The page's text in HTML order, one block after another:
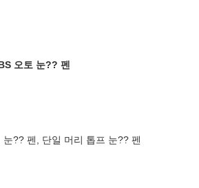
오토 눈?? 펜
?? 펜, 단일 머리 톱프 눈?? 펜